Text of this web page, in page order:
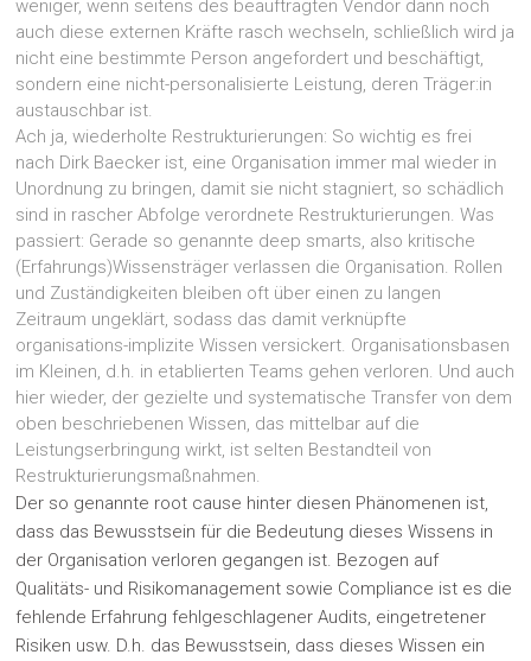
weniger, wenn seitens des beauftragten Vendor dann noch
auch diese externen Kräfte rasch wechseln, schließlich wird ja
nicht eine bestimmte Person angefordert und beschäftigt,
sondern eine nicht-personalisierte Leistung, deren Träger:in
austauschbar ist.
Ach ja, wiederholte Restrukturierungen: So wichtig es frei
nach Dirk Baecker ist, eine Organisation immer mal wieder in
Unordnung zu bringen, damit sie nicht stagniert, so schädlich
sind in rascher Abfolge verordnete Restrukturierungen. Was
passiert: Gerade so genannte deep smarts, also kritische
(Erfahrungs)Wissensträger verlassen die Organisation. Rollen
und Zuständigkeiten bleiben oft über einen zu langen
Zeitraum ungeklärt, sodass das damit verknüpfte
organisations-implizite Wissen versickert. Organisationsbasen
im Kleinen, d.h. in etablierten Teams gehen verloren. Und auch
hier wieder, der gezielte und systematische Transfer von dem
oben beschriebenen Wissen, das mittelbar auf die
Leistungserbringung wirkt, ist selten Bestandteil von
Restrukturierungsmaßnahmen.
Der so genannte root cause hinter diesen Phänomenen ist,
dass das Bewusstsein für die Bedeutung dieses Wissens in
der Organisation verloren gegangen ist. Bezogen auf
Qualitäts- und Risikomanagement sowie Compliance ist es die
fehlende Erfahrung fehlgeschlagener Audits, eingetretener
Risiken usw. D.h. das Bewusstsein, dass dieses Wissen ein